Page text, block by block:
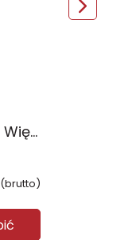
Gra Diuna Imperium Więzy krwi
(brutto)